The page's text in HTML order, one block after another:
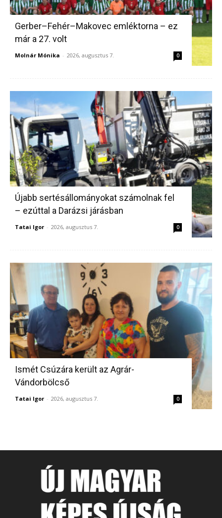
Gerber–Fehér–Makovec emléktorna – ez
már a 27. volt
Molnár Mónika - 2026, augusztus 7. 0
Újabb sertésállományokat számolnak fel
– ezúttal a Darázsi járásban
Tatai Igor - 2026, augusztus 7. 0
Ismét Csúzára került az Agrár-
Vándorbölcső
Tatai Igor - 2026, augusztus 7. 0